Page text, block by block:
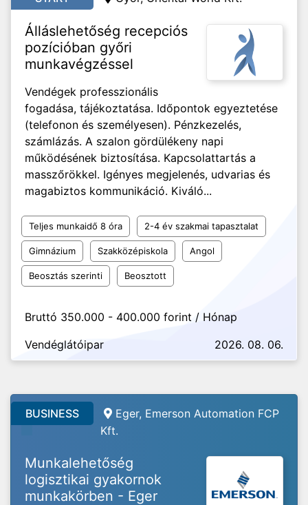
Álláslehetőség recepciós
pozícióban győri
munkavégzéssel
Vendégek professzionális
fogadása, tájékoztatása. Időpontok egyeztetése
(telefonon és személyesen). Pénzkezelés,
számlázás. A szalon gördülékeny napi
működésének biztosítása. Kapcsolattartás a
masszőrökkel. Igényes megjelenés, udvarias és
magabiztos kommunikáció. Kiváló...
Teljes munkaidő 8 óra 2-4 év szakmai tapasztalat
Gimnázium Szakközépiskola Angol
Beosztás szerinti Beosztott
Bruttó 350.000 - 400.000 forint / Hónap
Vendéglátóipar
2026. 08. 06.
BUSINESS
Eger, Emerson Automation FCP
Kft.
Munkalehetőség
logisztikai gyakornok
munkakörben - Eger